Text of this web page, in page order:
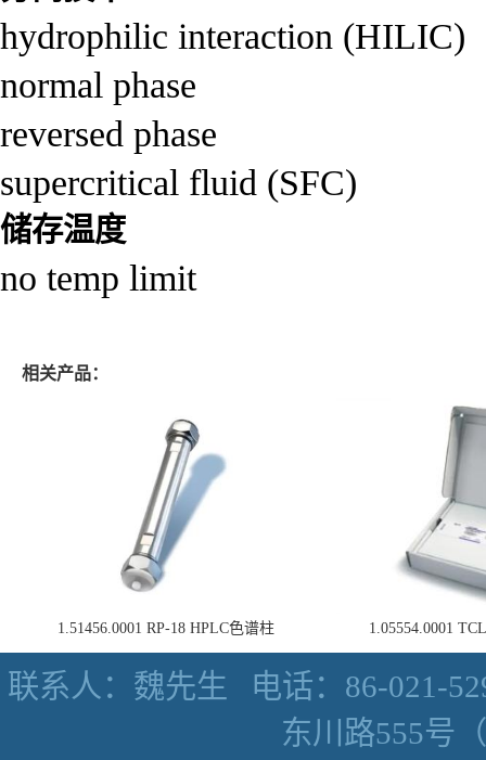
hydrophilic interaction (HILIC)
normal phase
reversed phase
supercritical fluid (SFC)
储存温度
no temp limit
相关产品：
1.51456.0001 RP-18 HPLC色谱柱 1.05554.0001
联系人：魏先生
电话：86-021-
东川路555号